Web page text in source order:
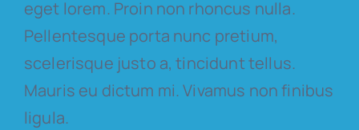
eget lorem. Proin non rhoncus nulla.
Pellentesque porta nunc pretium,
scelerisque justo a, tincidunt tellus.
Mauris eu dictum mi. Vivamus non finibus
ligula.